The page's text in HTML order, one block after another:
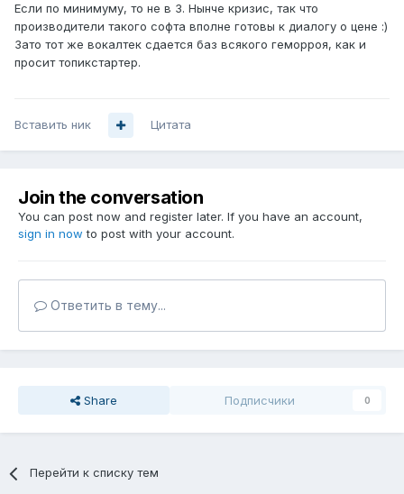
Если по минимуму, то не в 3. Нынче кризис, так что
производители такого софта вполне готовы к диалогу о цене :)
Зато тот же вокалтек сдается баз всякого геморроя, как и
просит топикстартер.
Вставить ник Цитата
Join the conversation
You can post now and register later. If you have an account,
sign in now to post with your account.
Ответить в тему...
Share Подписчики 0
Перейти к списку тем